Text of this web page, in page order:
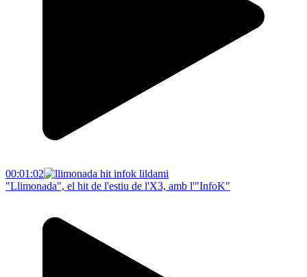
00:01:02
"Llimonada", el hit de l'estiu de l'X3, amb l'"InfoK"